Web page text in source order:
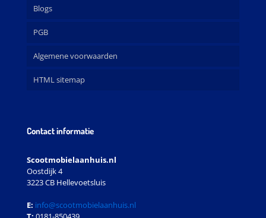
Blogs
PGB
Algemene voorwaarden
HTML sitemap
Contact informatie
Scootmobielaanhuis.nl
Oostdijk 4
3223 CB Hellevoetsluis
E: info@scootmobielaanhuis.nl